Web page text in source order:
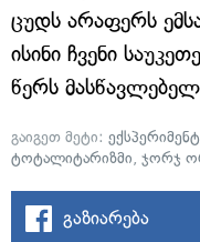
ცუდს არაფერს
ისინი ჩვენი
წერს
გაიგეთ მეტი:
ტოტალიტარიზმი, ჯორჯ
გაზიარება